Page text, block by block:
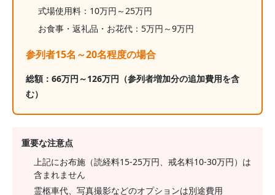
式場使用料：10万円～25万円
お食事・返礼品・お花代： 5万円～9万円
参列者15名～20名程度の場合
総額： 66万円～126万円 （参列者増加分の追加費用を含
む）
重要な注意点
上記にお布施（読経料15-25万円、戒名料10-30万円）は
含まれません
霊柩車代、写真撮影などのオプションは別途費用